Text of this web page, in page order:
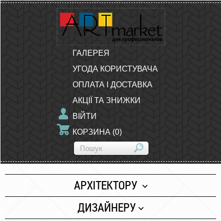
ГАЛЕРЕЯ
УГОДА КОРИСТУВАЧА
ОПЛАТА І ДОСТАВКА
АКЦІЇ ТА ЗНИЖКИ
ВІЙТИ
КОРЗИНА (0)
АРХІТЕКТОРУ
Папір
ДИЗАЙНЕРУ